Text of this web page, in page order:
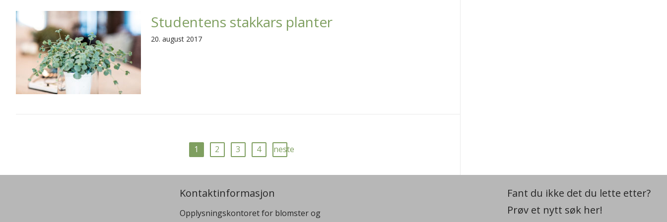
Studentens stakkars planter
20. august 2017
1 2 3 4 neste
Kontaktinformasjon
Opplysningskontoret for blomster og
Fant du ikke det du lette etter?
Prøv et nytt søk her!